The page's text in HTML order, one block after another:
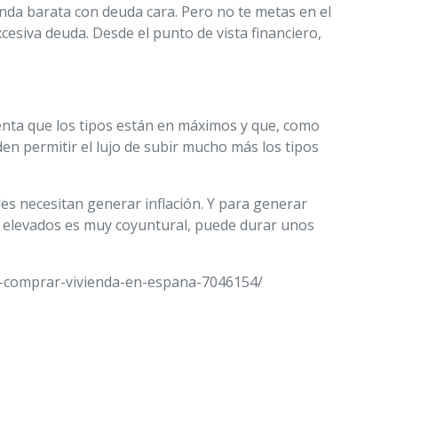
barata con deuda cara. Pero no te metas en el
deuda. Desde el punto de vista financiero,
que los tipos están en máximos y que, como
permitir el lujo de subir mucho más los tipos
necesitan generar inflación. Y para generar
es muy coyuntural, puede durar unos
vivienda-en-espana-7046154/